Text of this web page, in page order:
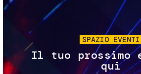
SPAZIO EVENTI
Il tuo prossimo
qui